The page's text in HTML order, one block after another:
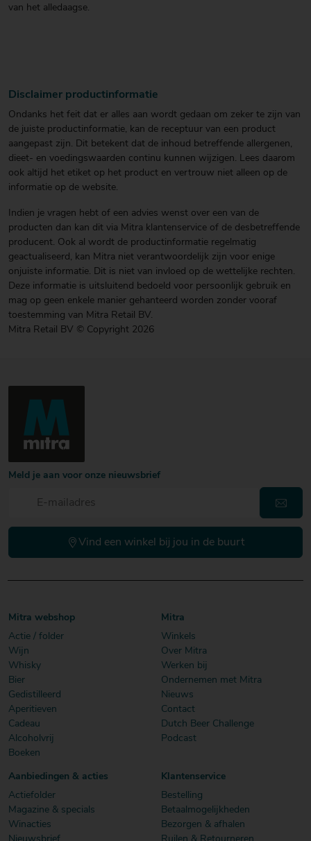
van het alledaagse.
Disclaimer productinformatie
Ondanks het feit dat er alles aan wordt gedaan om zeker te zijn van
de juiste productinformatie, kan de receptuur van een product
aangepast zijn. Dit betekent dat de inhoud betreffende allergenen,
dieet- en voedingswaarden continu kunnen wijzigen. Lees daarom
ook altijd het etiket op het product en vertrouw niet alleen op de
informatie op de website.
Indien je vragen hebt of een advies wenst over een van de
producten dan kan dit via Mitra klantenservice of de desbetreffende
producent. Ook al wordt de productinformatie regelmatig
geactualiseerd, kan Mitra niet verantwoordelijk zijn voor enige
onjuiste informatie. Dit is niet van invloed op de wettelijke rechten.
Deze informatie is uitsluitend bedoeld voor persoonlijk gebruik en
mag op geen enkele manier gehanteerd worden zonder vooraf
toestemming van Mitra Retail BV.
Mitra Retail BV © Copyright 2026
Meld je aan voor onze nieuwsbrief
Vind een winkel bij jou in de buurt
Mitra webshop
Actie / folder
Wijn
Whisky
Bier
Gedistilleerd
Aperitieven
Cadeau
Alcoholvrij
Boeken
Mitra
Winkels
Over Mitra
Werken bij
Ondernemen met Mitra
Nieuws
Contact
Dutch Beer Challenge
Podcast
Aanbiedingen & acties
Actiefolder
Magazine & specials
Winacties
Klantenservice
Bestelling
Betaalmogelijkheden
Bezorgen & afhalen